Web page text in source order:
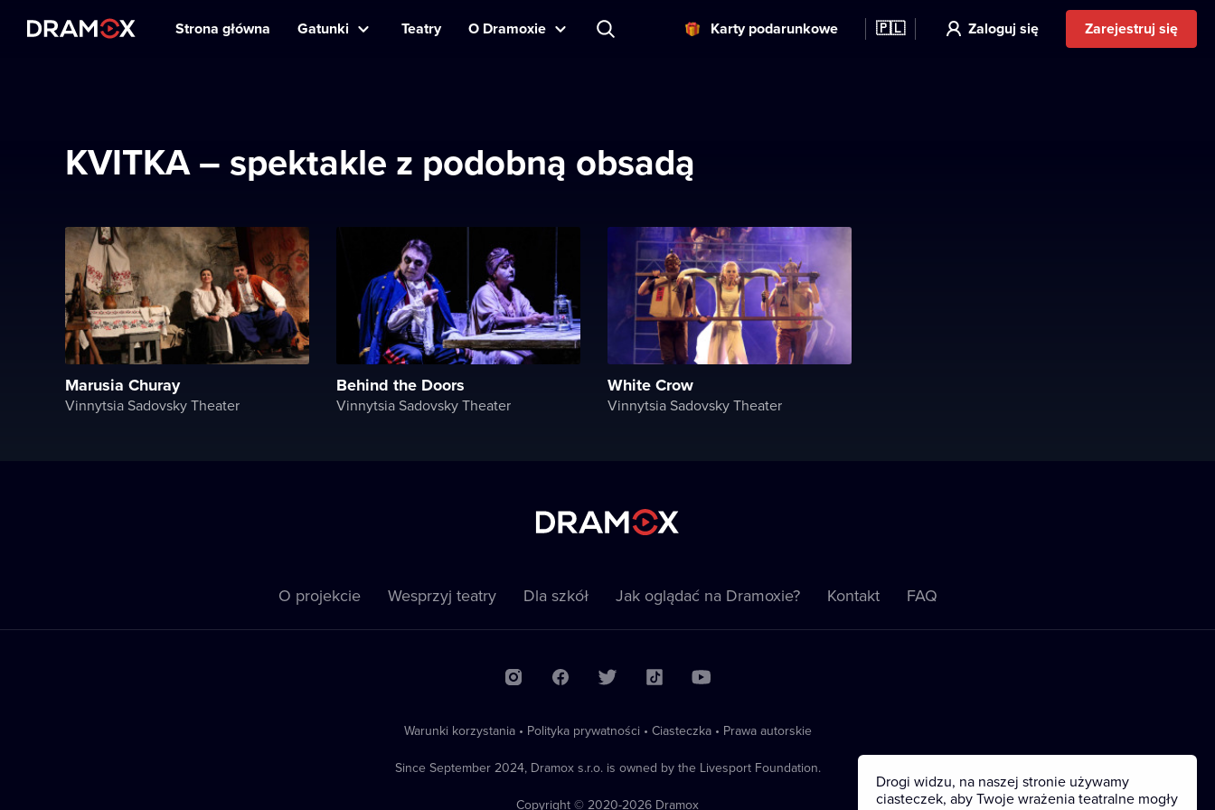
Strona główna Gatunki Teatry O Dramoxie Karty podarunkowe 🇵🇱 Zaloguj się Zarejestruj się
KVITKA – spektakle z podobną obsadą
Marusia Churay
Vinnytsia Sadovsky Theater
Behind the Doors
Vinnytsia Sadovsky Theater
White Crow
Vinnytsia Sadovsky Theater
O projekcie Wesprzyj teatry Dla szkół Jak oglądać na Dramoxie? Kontakt FAQ
Warunki korzystania • Polityka prywatności • Ciasteczka• Prawa autorskie
Since September 2024, Dramox s.r.o. is owned by the Livesport Foundation.
Copyright © 2020-2026 Dramox
Drogi widzu, na naszej stronie używamy
ciasteczek, aby Twoje wrażenia teatralne mogły